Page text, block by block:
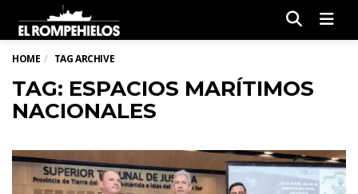
HOME TAG ARCHIVE
TAG: ESPACIOS MARÍTIMOS
NACIONALES